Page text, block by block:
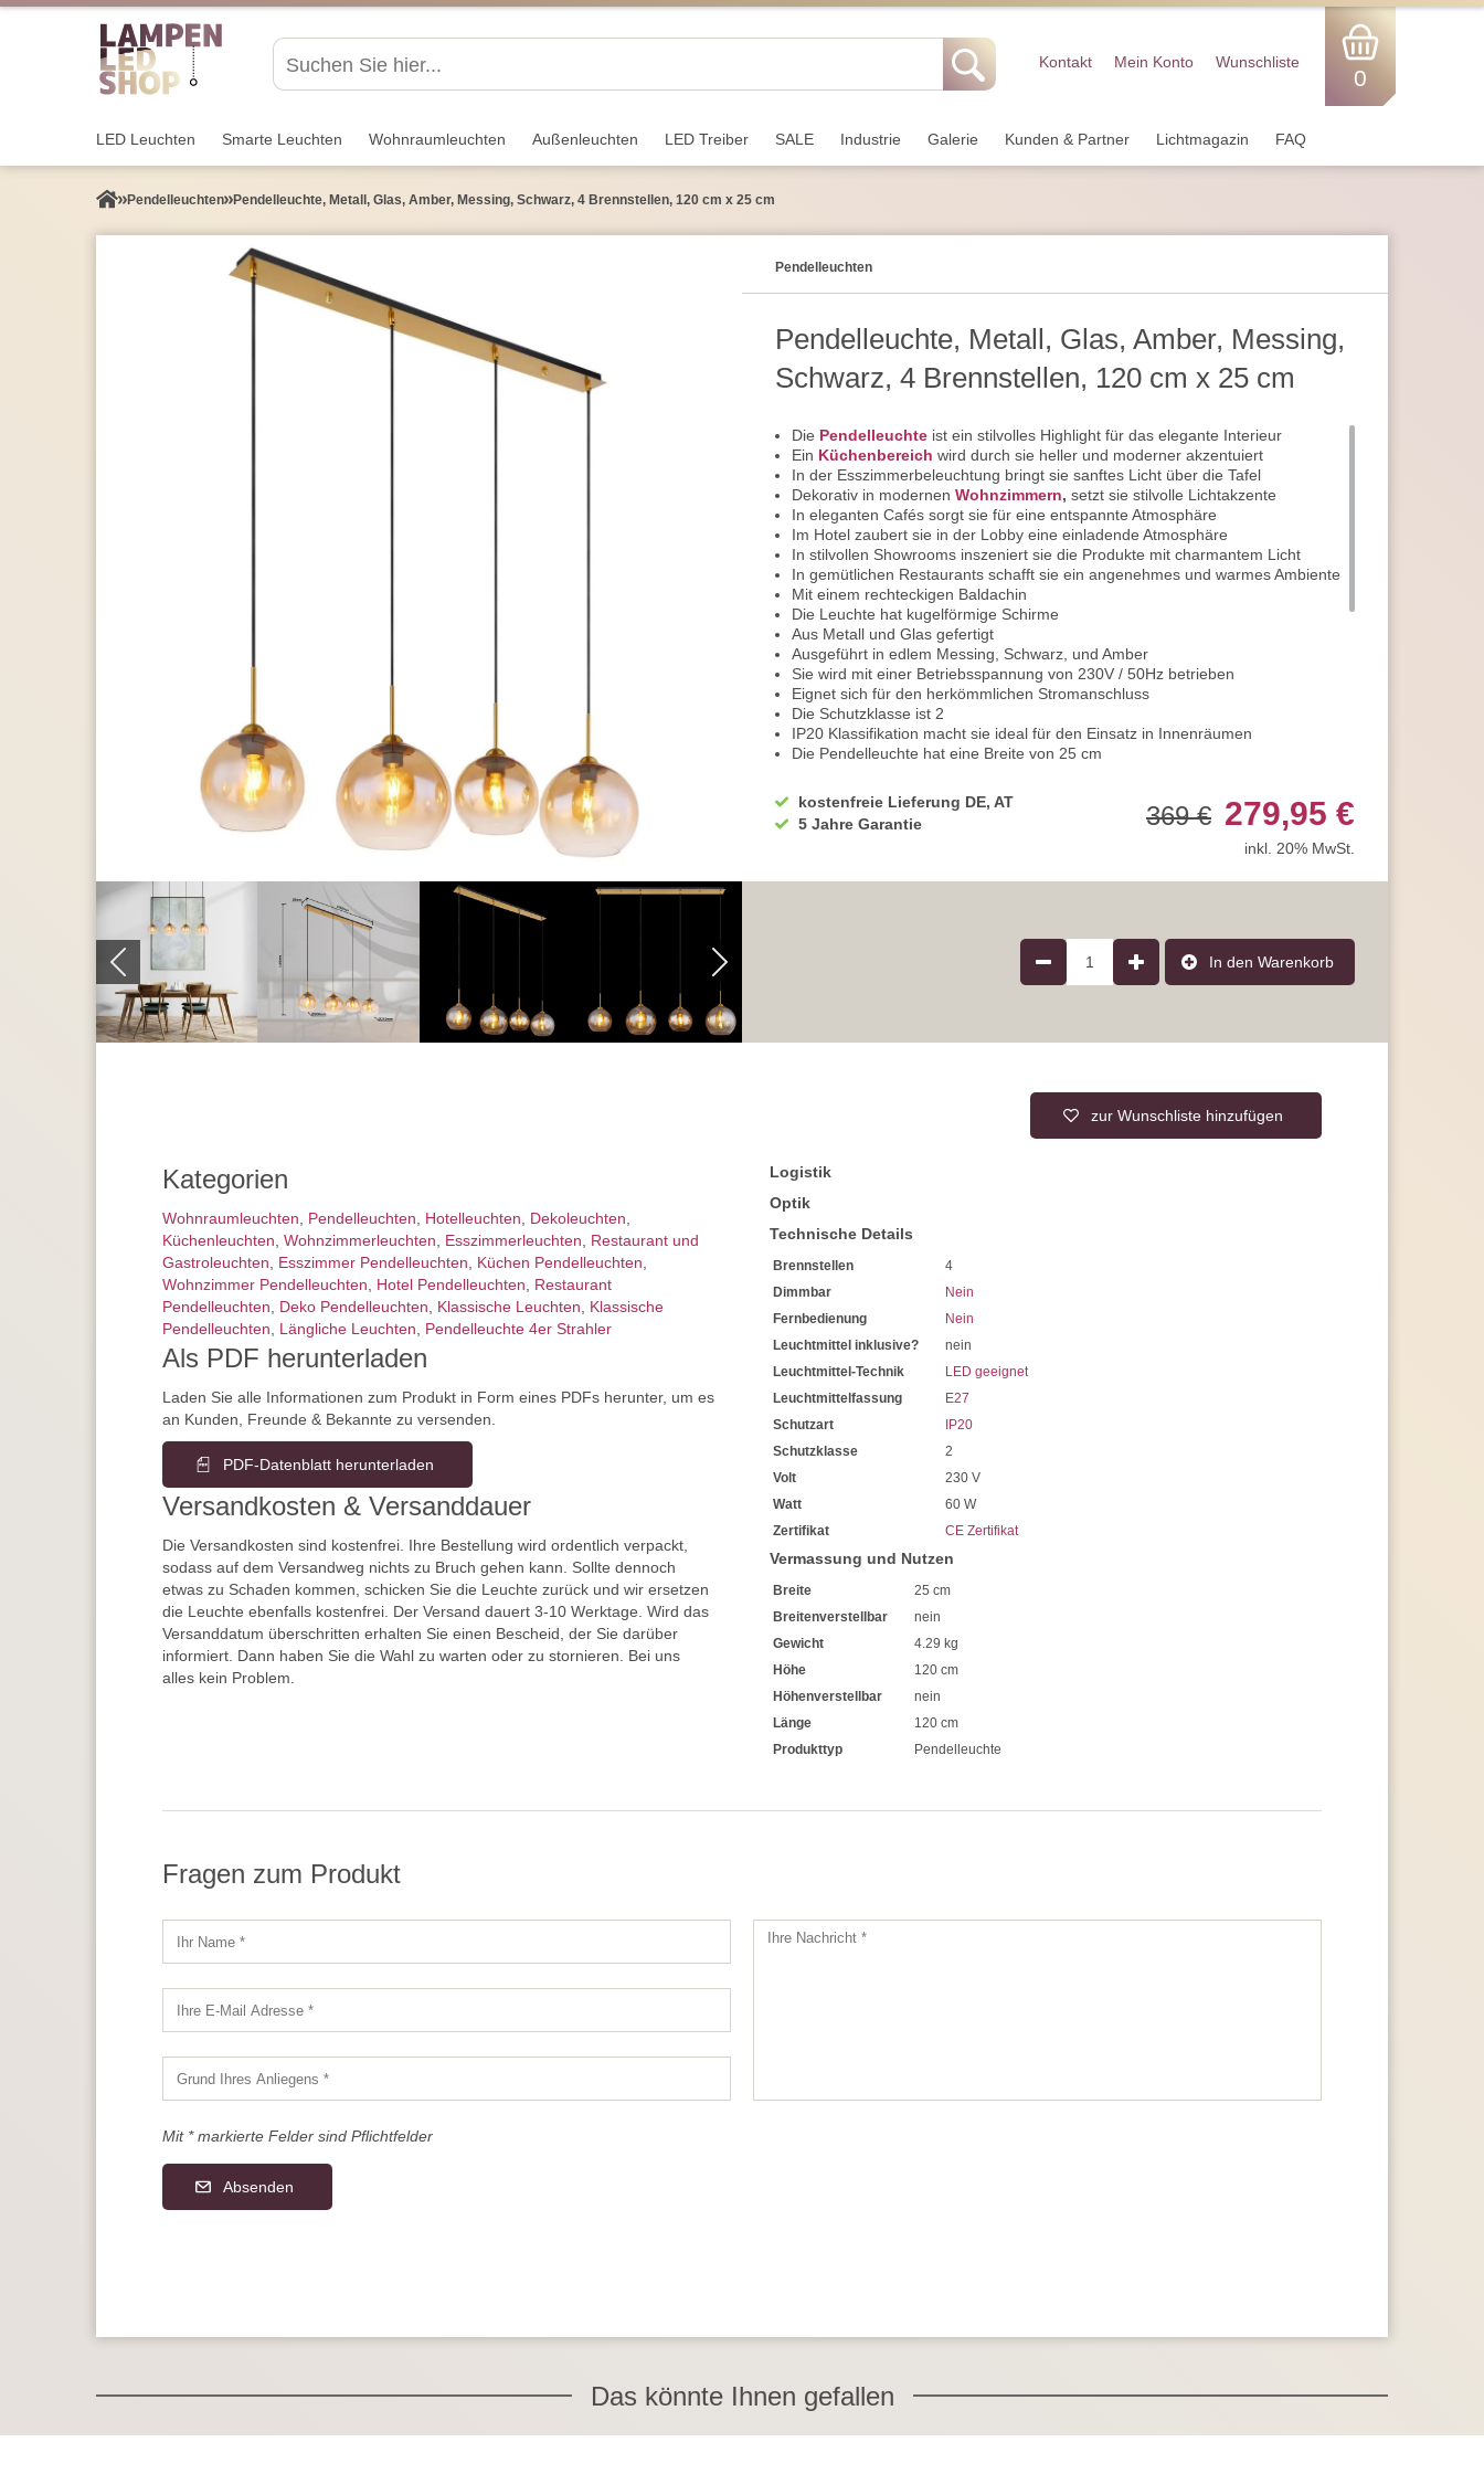
Kontakt Mein Konto Wunschliste
0
LED Leuchten Smarte Leuchten Wohnraum­leuchten Außen­leuchten LED Treiber SALE Industrie Galerie Kunden & Partner Lichtmagazin FAQ
Pendel­leuchten Pendelleuchte, Metall, Glas, Amber, Messing, Schwarz, 4 Brennstellen, 120 cm x 25 cm
Pendel­leuchten
Pendelleuchte, Metall, Glas, Amber, Messing,
Schwarz, 4 Brennstellen, 120 cm x 25 cm
Die Pendelleuchte ist ein stilvolles Highlight für das elegante Interieur
Ein Küchenbereich wird durch sie heller und moderner akzentuiert
In der Esszimmerbeleuchtung bringt sie sanftes Licht über die Tafel
Dekorativ in modernen Wohnzimmern, setzt sie stilvolle Lichtakzente
In eleganten Cafés sorgt sie für eine entspannte Atmosphäre
Im Hotel zaubert sie in der Lobby eine einladende Atmosphäre
In stilvollen Showrooms inszeniert sie die Produkte mit charmantem Licht
In gemütlichen Restaurants schafft sie ein angenehmes und warmes Ambiente
Mit einem rechteckigen Baldachin
Die Leuchte hat kugelförmige Schirme
Aus Metall und Glas gefertigt
Ausgeführt in edlem Messing, Schwarz, und Amber
Sie wird mit einer Betriebsspannung von 230V / 50Hz betrieben
Eignet sich für den herkömmlichen Stromanschluss
Die Schutzklasse ist 2
IP20 Klassifikation macht sie ideal für den Einsatz in Innenräumen
Die Pendelleuchte hat eine Breite von 25 cm
Die Leuchte hat eine Länge von 120 cm
Ausgerüstet mit E27 Leuchtmittelfassungen
Geeignet für Leuchtmittel mit einer Leistung von jeweils bis zu 60 Watt
Mit LED-Technik erreichen Sie die Energieeffizienzklasse A
Sie haben bei uns 5 Jahre Garantie, statt der üblichen 2 Jahre
kostenfreie Lieferung DE, AT
5 Jahre Garantie
369 € 279,95 €
inkl. 20% MwSt.
1 In den Warenkorb
zur Wunschliste hinzufügen
Kategorien
Wohnraum­leuchten, Pendel­leuchten, Hotelleuchten, Dekoleuchten,
Küchenleuchten, Wohnzimmer­leuchten, Esszimmer­­leuchten, Restaurant und
Gastroleuchten, Esszimmer Pendelleuchten, Küchen Pendelleuchten,
Wohnzimmer Pendelleuchten, Hotel Pendelleuchten, Restaurant
Pendelleuchten, Deko Pendelleuchten, Klassische Leuchten, Klassische
Pendelleuchten, Längliche Leuchten, Pendelleuchte 4er Strahler
Als PDF herunterladen
Laden Sie alle Informationen zum Produkt in Form eines PDFs herunter, um es
an Kunden, Freunde & Bekannte zu versenden.
PDF-Datenblatt herunterladen
Versandkosten & Versanddauer
Die Versandkosten sind kostenfrei. Ihre Bestellung wird ordentlich verpackt,
sodass auf dem Versandweg nichts zu Bruch gehen kann. Sollte dennoch
etwas zu Schaden kommen, schicken Sie die Leuchte zurück und wir ersetzen
die Leuchte ebenfalls kostenfrei. Der Versand dauert 3-10 Werktage. Wird das
Versanddatum überschritten erhalten Sie einen Bescheid, der Sie darüber
informiert. Dann haben Sie die Wahl zu warten oder zu stornieren. Bei uns
alles kein Problem.
Logistik
Optik
Technische Details
Brennstellen
4
Dimmbar
Nein
Fernbedienung
Nein
Leuchtmittel inklusive?
nein
Leuchtmittel-Technik
LED geeignet
Leuchtmittelfassung
E27
Schutzart
IP20
Schutzklasse
2
Volt
230 V
Watt
60 W
Zertifikat
CE Zertifikat
Vermassung und Nutzen
Breite
25 cm
Breitenverstellbar
nein
Gewicht
4.29 kg
Höhe
120 cm
Höhenverstellbar
nein
Länge
120 cm
Produkttyp
Pendelleuchte
Fragen zum Produkt
Mit * markierte Felder sind Pflichtfelder
Absenden
Das könnte Ihnen gefallen